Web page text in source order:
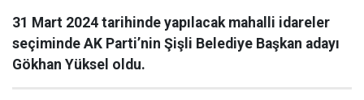
31 Mart 2024 tarihinde yapılacak mahalli idareler
seçiminde AK Parti’nin Şişli Belediye Başkan adayı
Gökhan Yüksel oldu.